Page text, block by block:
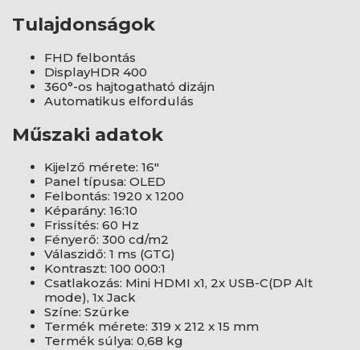
Tulajdonságok
FHD felbontás
DisplayHDR 400
360°-os hajtogatható dizájn
Automatikus elfordulás
Műszaki adatok
Kijelző mérete: 16"
Panel típusa: OLED
Felbontás: 1920 x 1200
Képarány: 16:10
Frissítés: 60 Hz
Fényerő: 300 cd/m2
Válaszidő: 1 ms (GTG)
Kontraszt: 100 000:1
Csatlakozás: Mini HDMI x1, 2x USB-C(DP Alt
mode), 1x Jack
Színe: Szürke
Termék mérete: 319 x 212 x 15 mm
Termék súlya: 0,68 kg